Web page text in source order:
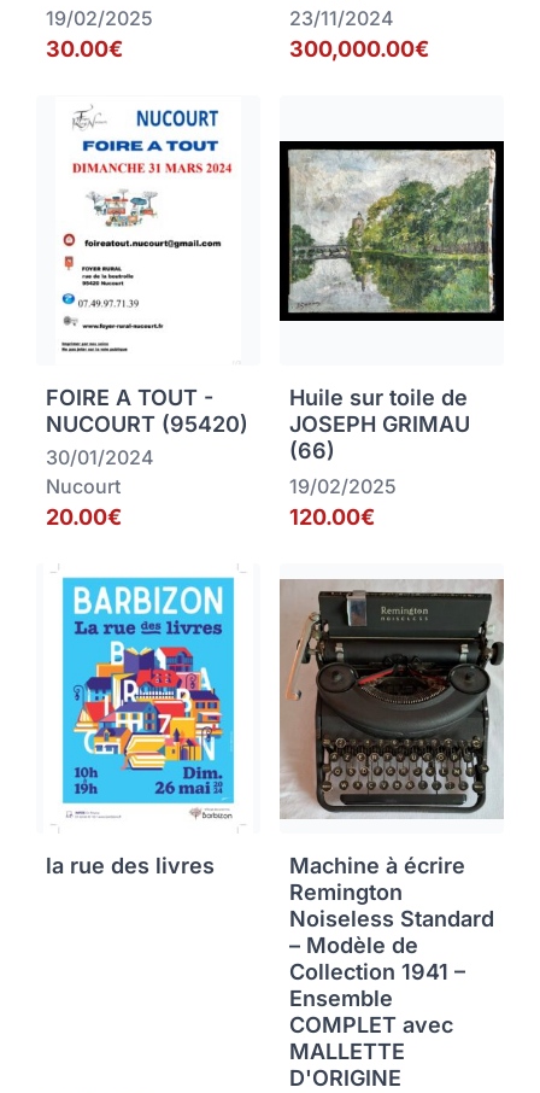
19/02/2025
30.00€
23/11/2024
300,000.00€
FOIRE A TOUT -
NUCOURT (95420)
30/01/2024
Nucourt
20.00€
Huile sur toile de
JOSEPH GRIMAU
(66)
19/02/2025
120.00€
la rue des livres
Machine à écrire
Remington
Noiseless Standard
– Modèle de
Collection 1941 –
Ensemble
COMPLET avec
MALLETTE
D'ORIGINE